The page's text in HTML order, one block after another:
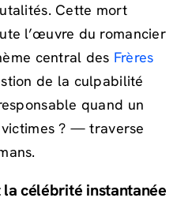
Cette mort
l’œuvre du romancier
central des Frères
de la culpabilité
quand un
? — traverse
la célébrité instantanée